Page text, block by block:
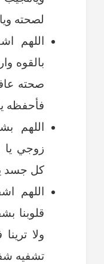
لصحته
اللهم
بالقوه
صحته
فأحفظه
اللهم
زوجي يا
كل جسد
اللهم
قلوبنا
ولا
تشفيه